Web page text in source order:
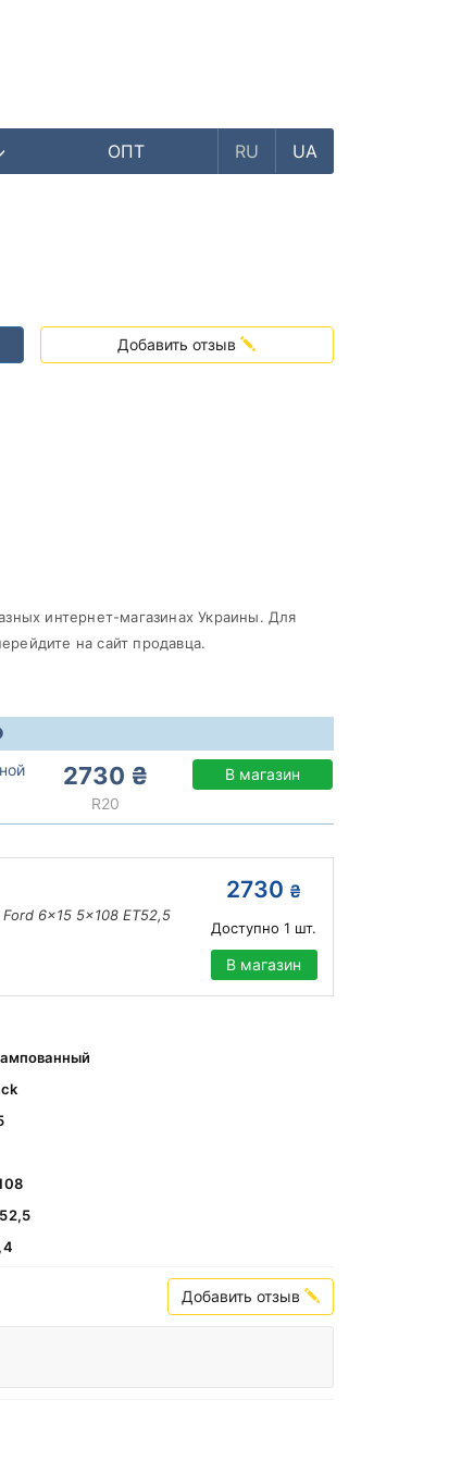
ОПТ RU UA
Добавить отзыв
интернет-магазинах Украины. Для
на сайт продавца.
2730 ₴
R20
В магазин
6x15 5x108 ET52,5
2730 ₴
Доступно 1 шт.
В магазин
Добавить отзыв